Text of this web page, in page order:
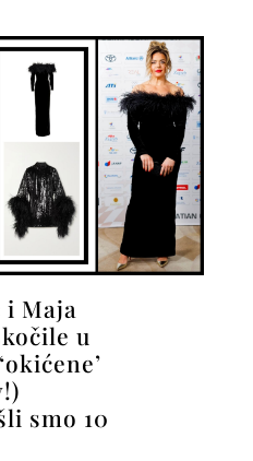
i Maja
u
smo 10